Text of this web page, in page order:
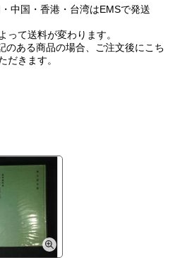
国・香港・台湾はEMSで発送
って送料が変わります。
のある商品の場合、ご注文後にこち
だきます。